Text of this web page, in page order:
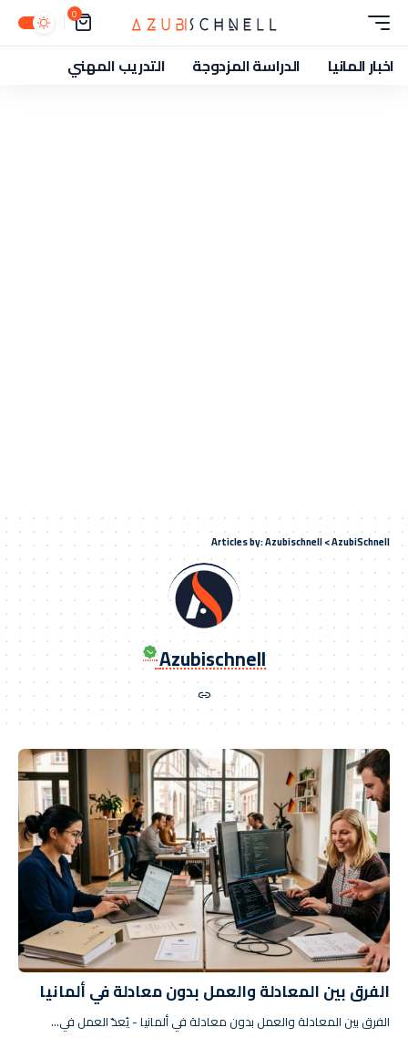
0
اخبار المانيا الدراسة المزدوجة التدريب المهني
AzubiSchnell
>
Articles by: Azubischnell
Azubischnell
الفرق بين المعادلة والعمل بدون معادلة في ألمانيا
الفرق بين المعادلة والعمل بدون معادلة في ألمانيا - يُعدّ العمل في…